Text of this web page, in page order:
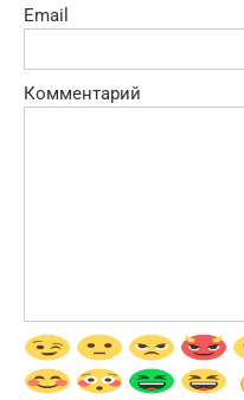
Email
Комментарий